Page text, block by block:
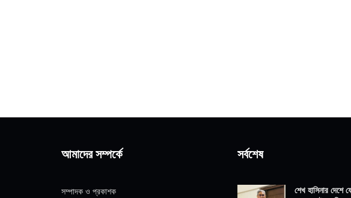
আমাদের সম্পর্কে
সম্পাদক ও প্রকাশক
সর্বশেষ
শেখ হাসিনার দেশে